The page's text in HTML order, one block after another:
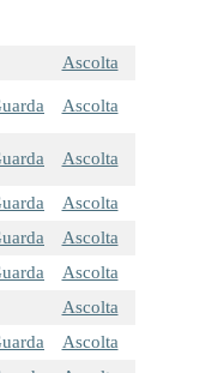
Ascolta
Ascolta
Ascolta
Ascolta
Ascolta
Ascolta
Ascolta
Ascolta